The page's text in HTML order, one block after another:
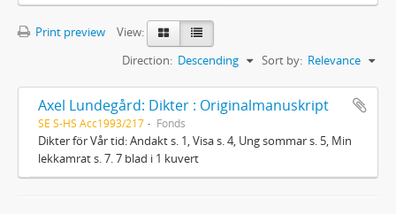
Print preview
View:
Sort by: Relevance
Direction: Descending
Axel Lundegård: Dikter : Originalmanuskript
SE S-HS Acc1993/217 Fonds
Dikter för Vår tid: Andakt s. 1, Visa s. 4, Ung sommar s. 5, Min
lekkamrat s. 7. 7 blad i 1 kuvert